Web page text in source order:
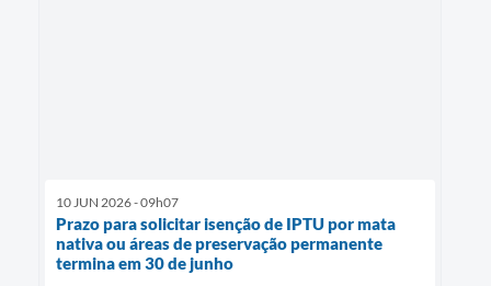
10 JUN 2026 - 09h07
Prazo para solicitar isenção de IPTU por mata
nativa ou áreas de preservação permanente
termina em 30 de junho